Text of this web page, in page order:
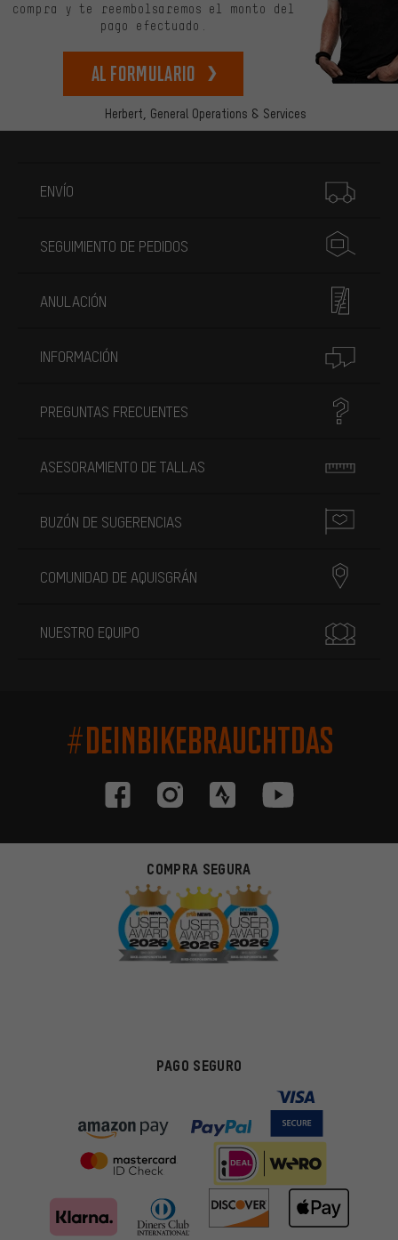
Herbert, General Operations & Services
compra y te reembolsaremos el monto del
pago efectuado.
Al formulario
ENVÍO
SEGUIMIENTO DE PEDIDOS
ANULACIÓN
INFORMACIÓN
PREGUNTAS FRECUENTES
ASESORAMIENTO DE TALLAS
BUZÓN DE SUGERENCIAS
COMUNIDAD DE AQUISGRÁN
NUESTRO EQUIPO
#DEINBIKEBRAUCHTDAS
COMPRA SEGURA
PAGO SEGURO